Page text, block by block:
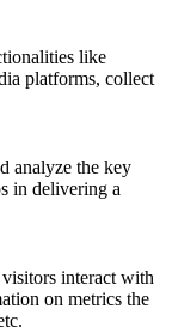
like
platforms, collect
analyze the key
in delivering a
interact with
on metrics the